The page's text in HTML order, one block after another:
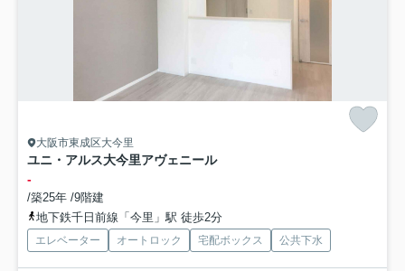
大阪市東成区大今里
ユニ・アルス大今里アヴェニール
-
/築25年 /9階建
地下鉄千日前線「今里」駅 徒歩2分
エレベーター オートロック 宅配ボックス 公共下水